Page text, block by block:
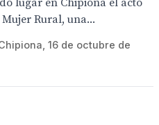
lugar en Chipiona el acto
Rural, una...
16 de octubre de